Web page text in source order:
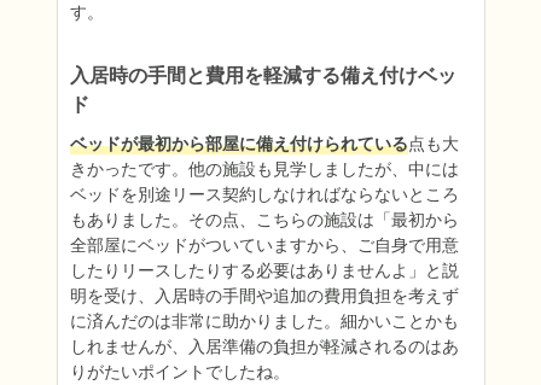
す。
入居時の手間と費用を軽減する備え付けベッ
ド
ベッドが最初から部屋に備え付けられている点も大
きかったです。他の施設も見学しましたが、中には
ベッドを別途リース契約しなければならないところ
もありました。その点、こちらの施設は「最初から
全部屋にベッドがついていますから、ご自身で用意
したりリースしたりする必要はありませんよ」と説
明を受け、入居時の手間や追加の費用負担を考えず
に済んだのは非常に助かりました。細かいことかも
しれませんが、入居準備の負担が軽減されるのはあ
りがたいポイントでしたね。